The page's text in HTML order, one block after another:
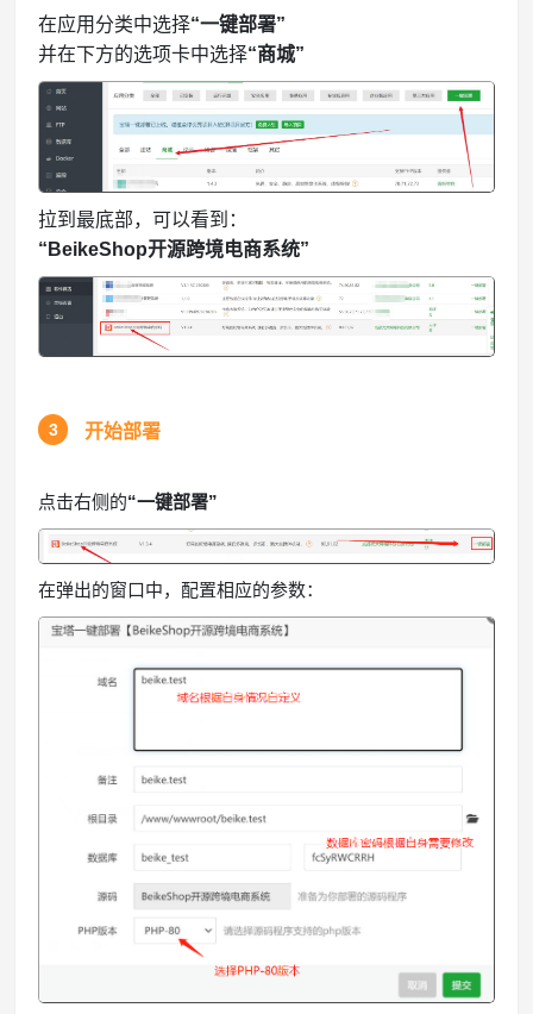
在应用分类中选择“一键部署”
并在下方的选项卡中选择“商城”
拉到最底部，可以看到：
“BeikeShop开源跨境电商系统”
3 开始部署
点击右侧的“一键部署”
在弹出的窗口中，配置相应的参数：